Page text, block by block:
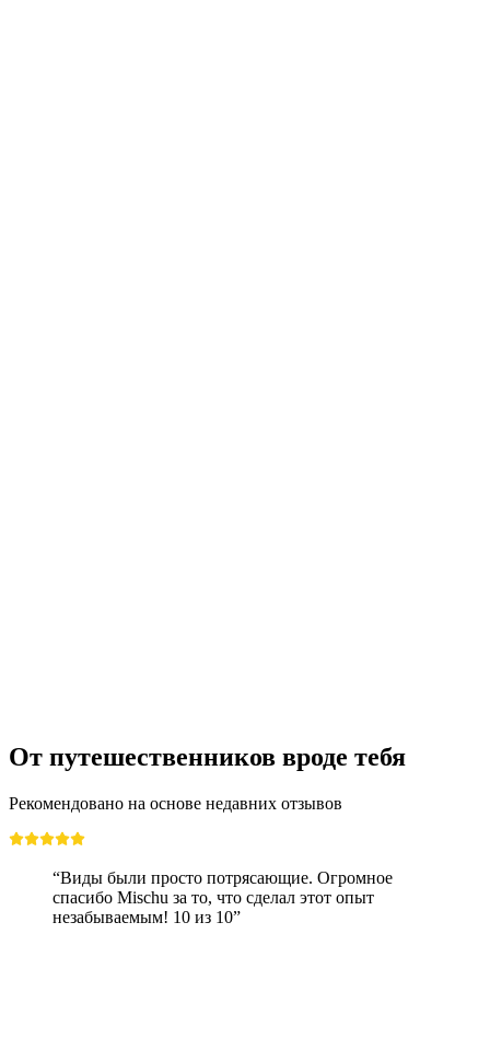
От путешественников вроде тебя
Рекомендовано на основе недавних отзывов
“Виды были просто потрясающие. Огромное
спасибо Mischu за то, что сделал этот опыт
незабываемым! 10 из 10”